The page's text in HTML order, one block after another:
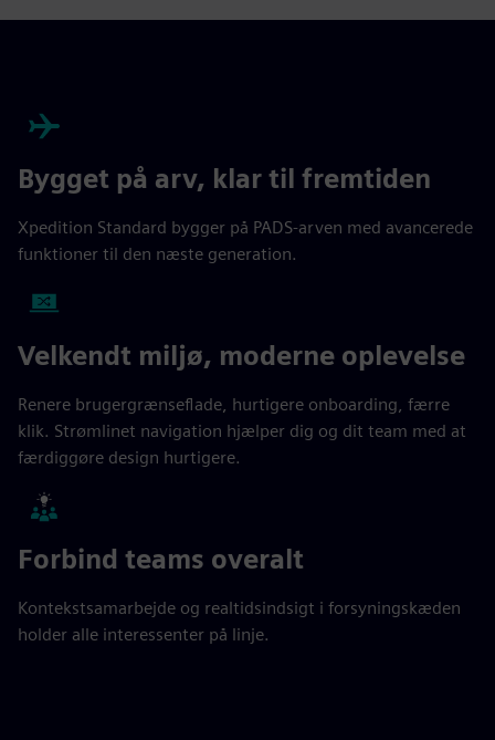
Bygget på arv, klar til fremtiden
Xpedition Standard bygger på PADS-arven med avancerede
funktioner til den næste generation.
Velkendt miljø, moderne oplevelse
Renere brugergrænseflade, hurtigere onboarding, færre
klik. Strømlinet navigation hjælper dig og dit team med at
færdiggøre design hurtigere.
Forbind teams overalt
Kontekstsamarbejde og realtidsindsigt i forsyningskæden
holder alle interessenter på linje.